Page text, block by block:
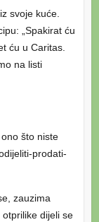
svoje kuće.
„Spakirat ću
ću u Caritas.
na listi
što niste
prodati-
zauzima
dijeli se